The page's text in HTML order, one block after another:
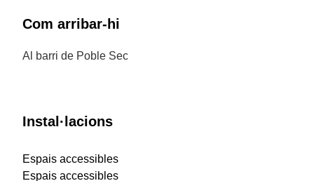
Com arribar-hi
Al barri de Poble Sec
Instal·lacions
Espais accessibles
Espais accessibles